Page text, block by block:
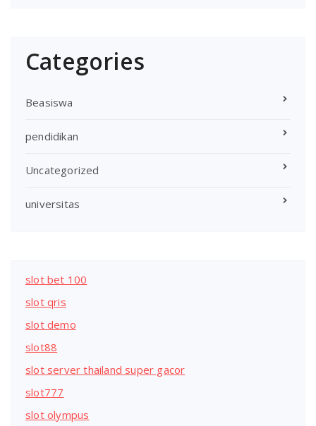
Categories
Beasiswa
pendidikan
Uncategorized
universitas
slot bet 100
slot qris
slot demo
slot88
slot server thailand super gacor
slot777
slot olympus